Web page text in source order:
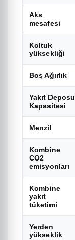
Aks
mesafesi
Koltuk
yüksekliği
Boş Ağırlık
Yakıt Deposu
Kapasitesi
Menzil
Kombine
CO2
emisyonları
Kombine
yakıt
tüketimi
Yerden
yükseklik